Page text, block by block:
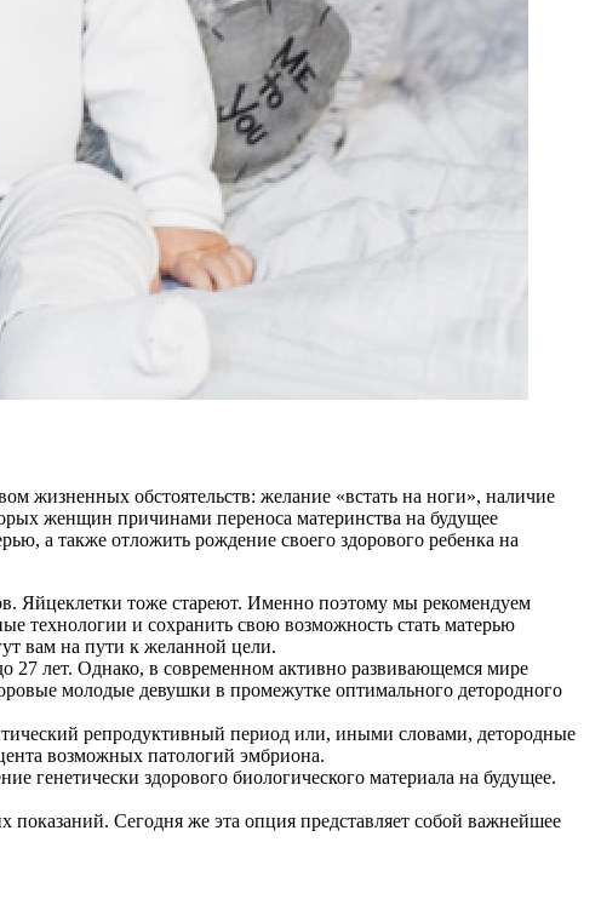
жизненных обстоятельств: желание «встать на ноги», наличие
женщин причинами переноса материнства на будущее
а также отложить рождение своего здорового ребенка на
Яйцеклетки тоже стареют. Именно поэтому мы рекомендуем
технологии и сохранить свою возможность стать матерью
вам на пути к желанной цели.
27 лет. Однако, в современном активно развивающемся мире
молодые девушки в промежутке оптимального детородного
репродуктивный период или, иными словами, детородные
возможных патологий эмбриона.
генетически здорового биологического материала на будущее.
Сегодня же эта опция представляет собой важнейшее